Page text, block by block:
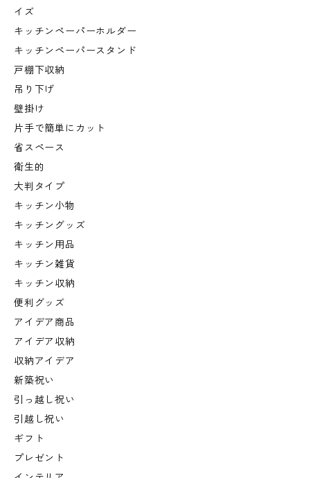
イズ
キッチンペーパーホルダー
キッチンペーパースタンド
戸棚下収納
吊り下げ
壁掛け
片手で簡単にカット
省スペース
衛生的
大判タイプ
キッチン小物
キッチングッズ
キッチン用品
キッチン雑貨
キッチン収納
便利グッズ
アイデア商品
アイデア収納
収納アイデア
新築祝い
引っ越し祝い
引越し祝い
ギフト
プレゼント